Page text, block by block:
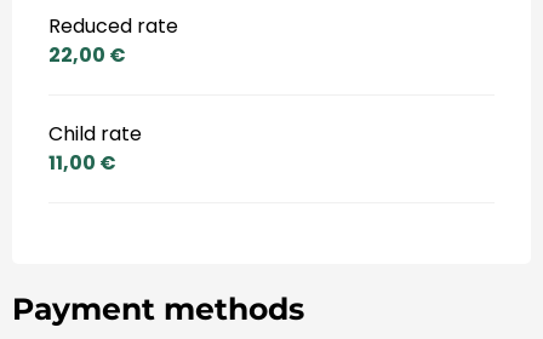
Reduced rate
22,00 €
Child rate
11,00 €
Payment methods